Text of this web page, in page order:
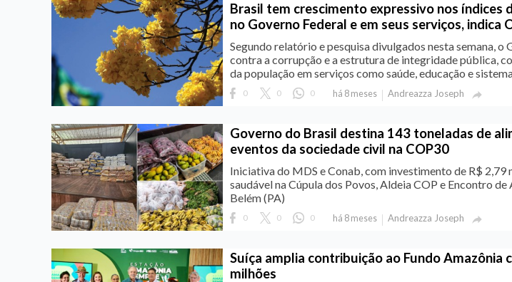
Brasil tem crescimento expressivo nos índices
no Governo Federal e em seus serviços, indica
Segundo relatório e pesquisa divulgados nesta semana,
contra a corrupção e a estrutura de integridade pública,
da população em serviços como saúde, educação e
0 0 0 há 8 meses Andreazza Joseph 
Governo do Brasil destina 143 toneladas de
eventos da sociedade civil na COP30
Iniciativa do MDS e Conab, com investimento de R$ 2,79
saudável na Cúpula dos Povos, Aldeia COP e Encontro
Belém (PA)
0 0 0 há 8 meses Andreazza Joseph 
Suíça amplia contribuição ao Fundo Amazônia
milhões